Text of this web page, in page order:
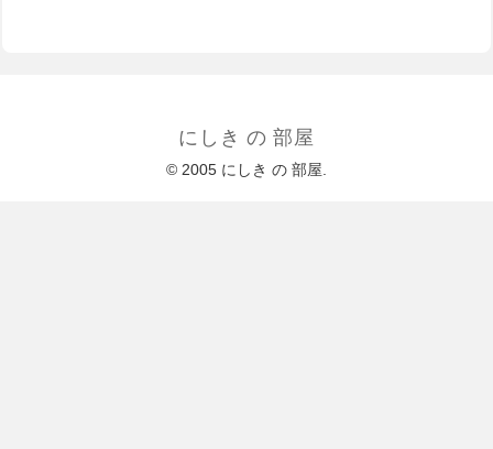
にしき の 部屋
© 2005 にしき の 部屋.